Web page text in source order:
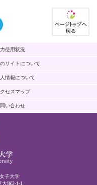
使用状況
のサイトについて
情報について
セスマップ
い合わせ
子大学
塚2-1-1